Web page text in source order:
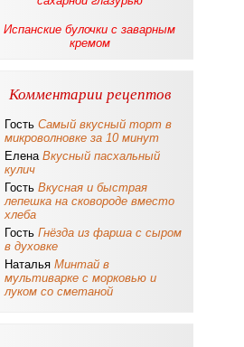
Испанские булочки с заварным
кремом
Комментарии рецептов
Гость Самый вкусный торт в
микроволновке за 10 минут
Елена Вкусный пасхальный
кулич
Гость Вкусная и быстрая
лепешка на сковороде вместо
хлеба
Гость Гнёзда из фарша с сыром
в духовке
Наталья Минтай в
мультиварке с морковью и
луком со сметаной